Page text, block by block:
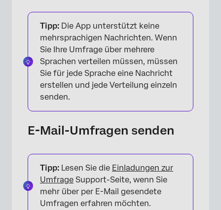
Tipp: Die App unterstützt keine
mehrsprachigen Nachrichten. Wenn
Sie Ihre Umfrage über mehrere
Sprachen verteilen müssen, müssen
Sie für jede Sprache eine Nachricht
erstellen und jede Verteilung einzeln
senden.
E-Mail-Umfragen senden
Tipp: Lesen Sie die Einladungen zur
Umfrage Support-Seite, wenn Sie
mehr über per E-Mail gesendete
Umfragen erfahren möchten.